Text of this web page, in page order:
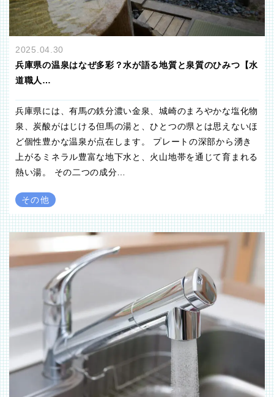
2025.04.30
兵庫県の温泉はなぜ多彩？水が語る地質と泉質のひみつ【水
道職人…
兵庫県には、有馬の鉄分濃い金泉、城崎のまろやかな塩化物
泉、炭酸がはじける但馬の湯と、ひとつの県とは思えないほ
ど個性豊かな温泉が点在します。 プレートの深部から湧き
上がるミネラル豊富な地下水と、火山地帯を通じて育まれる
熱い湯。 その二つの成分…
その他